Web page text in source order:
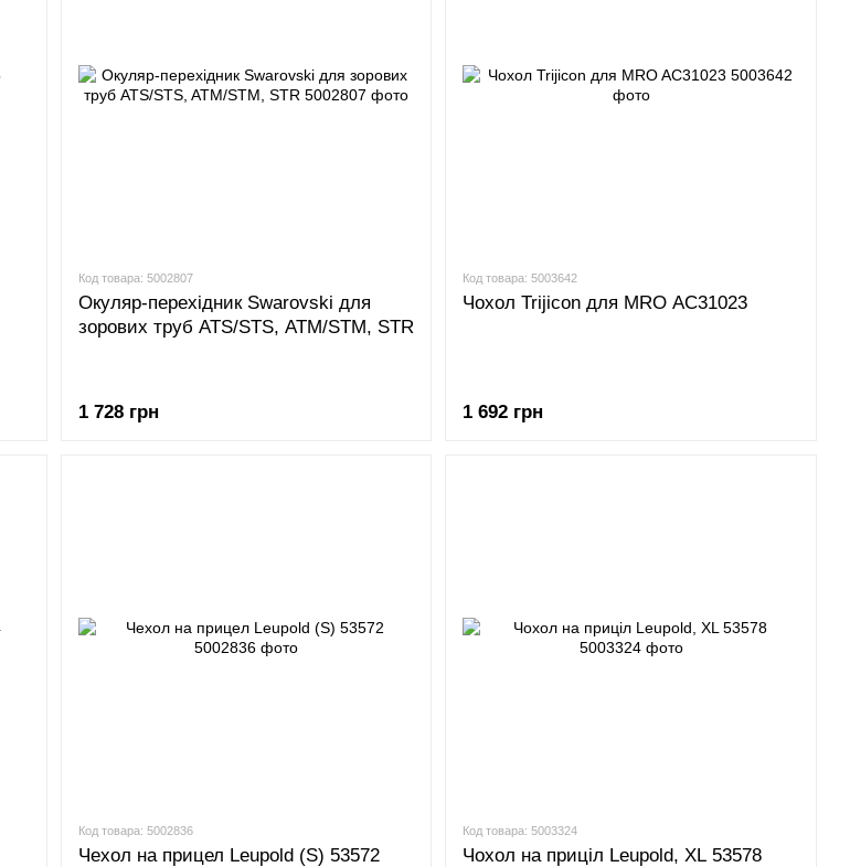
Код товара: 5002807
Окуляр-перехідник Swarovski для
зорових труб ATS/STS, ATM/STM, STR
1 728 грн
Код товара: 5003642
Чохол Trijicon для MRO AC31023
1 692 грн
Код товара: 5002836
Чехол на прицел Leupold (S) 53572
Код товара: 5003324
Чохол на приціл Leupold, XL 53578